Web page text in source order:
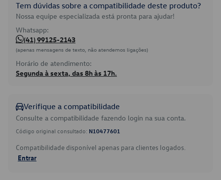
Tem dúvidas sobre a compatibilidade deste produto?
Nossa equipe especializada está pronta para ajudar!
Whatsapp:
(41) 99125-2143
(apenas mensagens de texto, não atendemos ligações)
Horário de atendimento:
Segunda à sexta, das 8h às 17h.
Verifique a compatibilidade
Consulte a compatibilidade fazendo login na sua conta.
Código original consultado: N10477601
Compatibilidade disponível apenas para clientes logados.
Entrar